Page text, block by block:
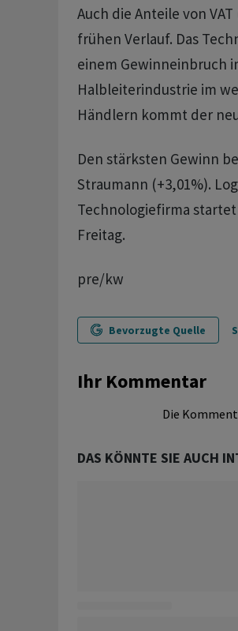
Auch die Anteile von
frühen Verlauf. Das
einem Gewinneinbruch
Halbleiterindustrie im
Händlern kommt der
Den stärksten Gewinn
Straumann (+3,01%).
Technologiefirma
Freitag.
pre/kw
Bevorzugte Quelle
Ihr Kommentar
Die
DAS KÖNNTE SIE AUCH